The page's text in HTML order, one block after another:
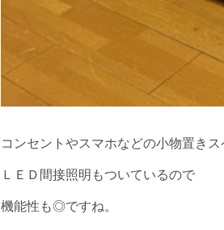
コンセントやスマホなどの小物置き
ＬＥＤ間接照明もついているので
機能性も◎ですね。